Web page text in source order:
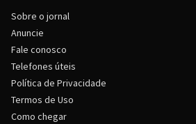
Sobre o jornal
Anuncie
Fale conosco
Telefones úteis
Política de Privacidade
Termos de Uso
Como chegar